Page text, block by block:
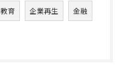
教育 企業再生 金融